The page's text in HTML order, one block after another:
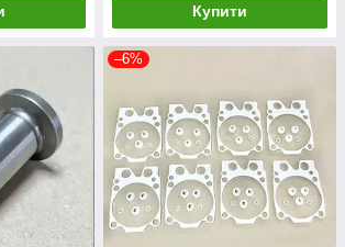
Купити
–6%